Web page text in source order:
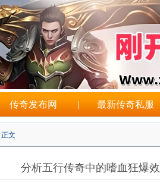
传奇发布网 | 最新传奇私服
文
分析五行传奇中的嗜血狂爆